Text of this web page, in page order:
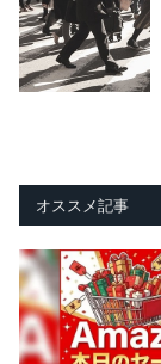
オススメ記事